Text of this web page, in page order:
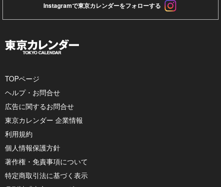
Instagramで東京カレンダーをフォローする
TOPページ
ヘルプ・お問合せ
広告に関するお問合せ
東京カレンダー 企業情報
利用規約
個人情報保護方針
著作権・免責事項について
特定商取引法に基づく表示